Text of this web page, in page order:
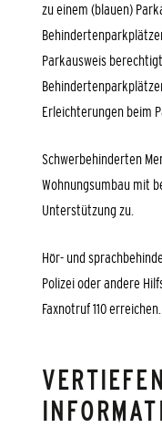
zu einem (blauen)
Parkausweis
Erleichterungen beim
Schwerbehinderten
Wohnungsumbau mit
Unterstützung zu.
Hör- und
Polizei oder andere
Faxnotruf 110 erreichen.